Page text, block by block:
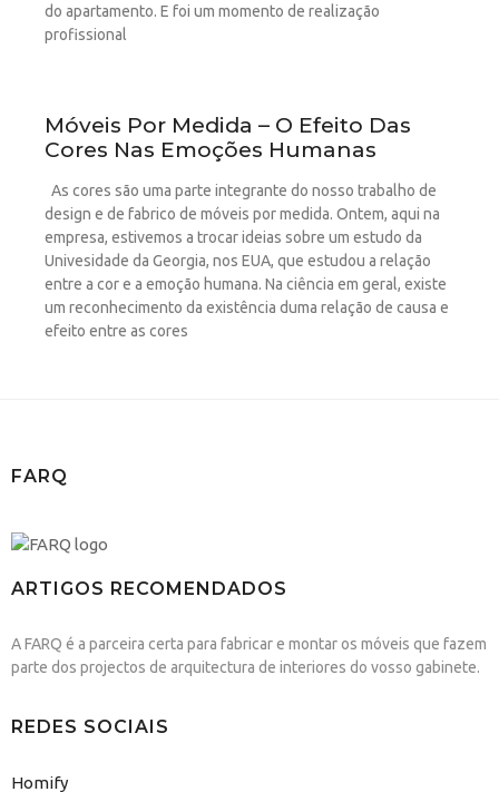
do apartamento. E foi um momento de realização
profissional
Móveis Por Medida – O Efeito Das
Cores Nas Emoções Humanas
As cores são uma parte integrante do nosso trabalho de
design e de fabrico de móveis por medida. Ontem, aqui na
empresa, estivemos a trocar ideias sobre um estudo da
Univesidade da Georgia, nos EUA, que estudou a relação
entre a cor e a emoção humana. Na ciência em geral, existe
um reconhecimento da existência duma relação de causa e
efeito entre as cores
FARQ
ARTIGOS RECOMENDADOS
A FARQ é a parceira certa para fabricar e montar os móveis que fazem
parte dos projectos de arquitectura de interiores do vosso gabinete.
REDES SOCIAIS
Homify